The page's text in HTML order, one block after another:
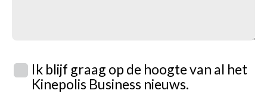
Ik blijf graag op de hoogte van al het
Kinepolis Business nieuws.